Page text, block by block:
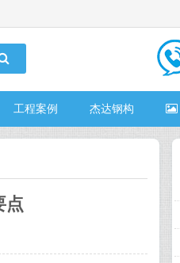
工程案例 杰达钢构
点